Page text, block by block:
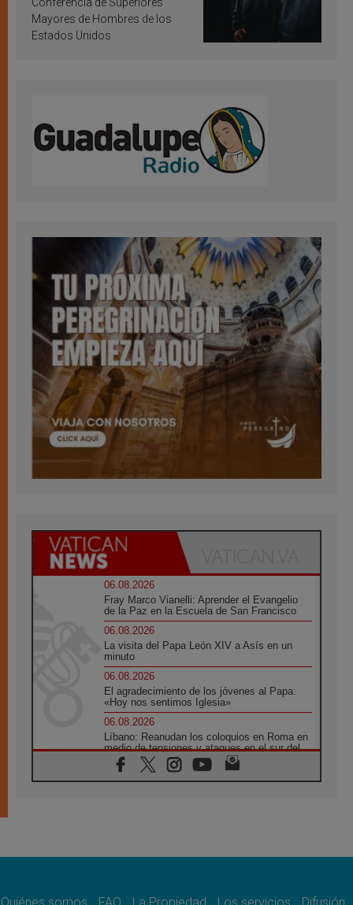
Conferencia de Superiores
Mayores de Hombres de los
Estados Unidos
06.08.2026
Fray Marco Vianelli: Aprender el Evangelio
de la Paz en la Escuela de San Francisco
06.08.2026
La visita del Papa León XIV a Asís en un
minuto
06.08.2026
El agradecimiento de los jóvenes al Papa:
«Hoy nos sentimos Iglesia»
06.08.2026
Líbano: Reanudan los coloquios en Roma en
medio de tensiones y ataques en el sur del
país
06.08.2026
noticia para todo el Uruguay